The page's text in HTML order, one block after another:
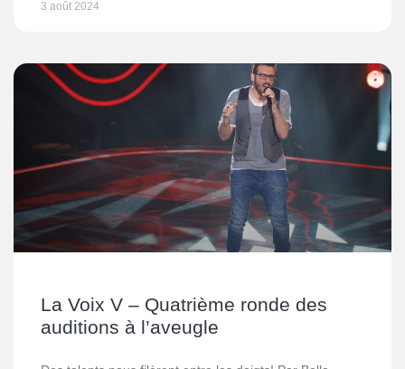
3 août 2024
La Voix V – Quatrième ronde des
auditions à l’aveugle